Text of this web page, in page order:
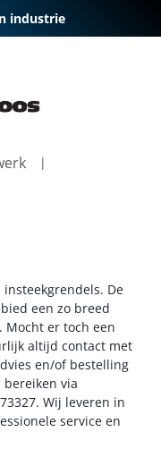
industrie
De
een zo breed
Mocht er toch een
altijd contact met
en/of bestelling
via
Wij leveren in
service en